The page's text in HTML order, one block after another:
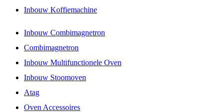
Inbouw Koffiemachine
Inbouw Combimagnetron
Combimagnetron
Inbouw Multifunctionele Oven
Inbouw Stoomoven
Atag
Oven Accessoires